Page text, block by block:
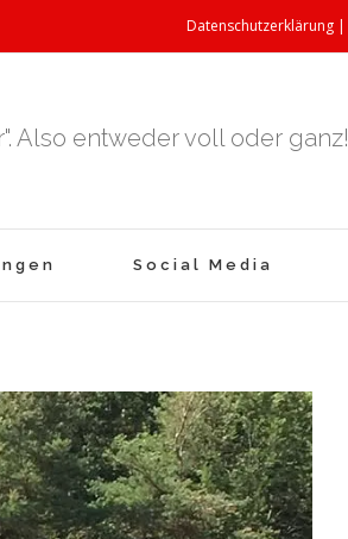
Datenschutzerklärung |
Also entweder voll oder ganz!
Social Media